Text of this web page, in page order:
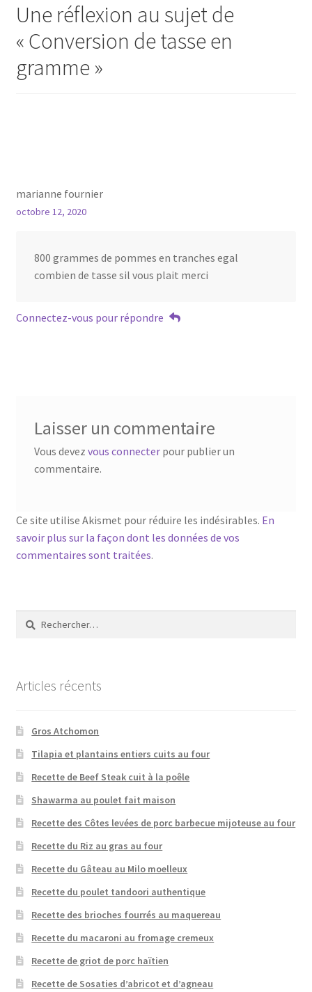
Une réflexion au sujet de
« Conversion de tasse en
gramme»
marianne fournier
octobre 12, 2020
800 grammes de pommes en tranches egal
combien de tasse sil vous plait merci
Connectez-vous pour répondre
Laisser un commentaire
Vous devez vous connecterpour publier un
commentaire.
Ce site utilise Akismet pour réduire les indésirables. En
savoir plus sur la façon dont les données de vos
commentaires sont traitées.
Rechercher :
Articles récents
Gros Atchomon
Tilapia et plantains entiers cuits au four
Recette de Beef Steak cuit à la poêle
Shawarma au poulet fait maison
Recette des Côtes levées de porc barbecue mijoteuse au four
Recette du Riz au gras au four
Recette du Gâteau au Milo moelleux
Recette du poulet tandoori authentique
Recette des brioches fourrés au maquereau
Recette du macaroni au fromage cremeux
Recette de griot de porc haïtien
Recette de Sosaties d’abricot et d’agneau